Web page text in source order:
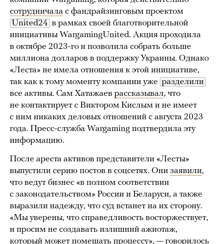
сотрудничала с фандрайзинговым проектом
United24 в рамках своей благотворительной
инициативы WargamingUnited. Акция проходила
в октябре 2023-го и позволила собрать больше
миллиона долларов в поддержку Украины. Однако
«Леста» не имела отношения к этой инициативе,
так как к тому моменту компании уже разделили
все активы. Сам Хатажаев рассказывал, что
не контактирует с Виктором Кислым и не имеет
с ним никаких деловых отношений с августа 2023
года. Пресс-служба Wargaming подтвердила эту
информацию.
После ареста активов представители «Лесты»
выпустили серию постов в соцсетях. Они заявили,
что ведут бизнес «в полном соответствии
с законодательством» России и Беларуси, а также
выразили надежду, что суд встанет на их сторону.
«Мы уверены, что справедливость восторжествует,
и просим не создавать излишний ажиотаж,
который может помешать процессу», — говорилось